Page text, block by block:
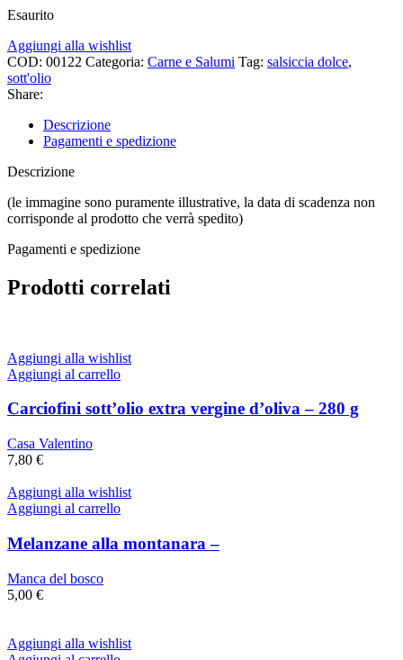
Esaurito
Aggiungi alla wishlist
COD: 00122 Categoria: Carne e Salumi Tag: salsiccia dolce,
sott'olio
Share:
Descrizione
Pagamenti e spedizione
Descrizione
(le immagine sono puramente illustrative, la data di scadenza non
corrisponde al prodotto che verrà spedito)
Pagamenti e spedizione
Prodotti correlati
Aggiungi alla wishlist
Aggiungi al carrello
Carciofini sott’olio extra vergine d’oliva – 280 g
Casa Valentino
7,80 €
Aggiungi alla wishlist
Aggiungi al carrello
Melanzane alla montanara –
Manca del bosco
5,00 €
Aggiungi alla wishlist